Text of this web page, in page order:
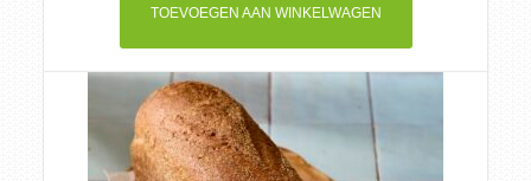
TOEVOEGEN AAN WINKELWAGEN